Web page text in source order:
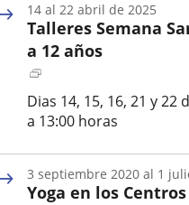
inicio
del
evento
Talleres Semana
a 12 años
Enlace
una
aplicación
externa.
Dias 14, 15, 16, 21 y
a 13:00 horas
inicio
del
14 al 22 abril de 2025
Yoga en los
3 septiembre 2020 al 1